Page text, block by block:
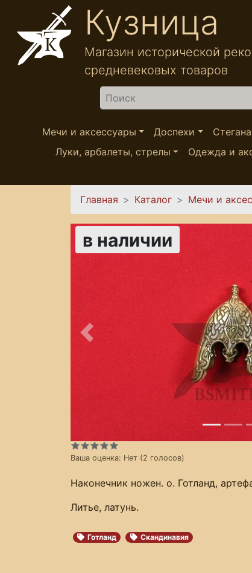
Перейти к основному содержанию
Кузница
Магазин исторической
средневековых товаров
Найти
Мечи и аксессуары Доспехи
Луки, арбалеты, стрелы
Одежда и
Вы здесь
Главная Каталог Мечи и
в наличии
Предыдущее
Ваша оценка: Нет (2 голосов)
Наконечник ножен. о. Готланд,
Литье, латунь.
Готланд Скандинавия